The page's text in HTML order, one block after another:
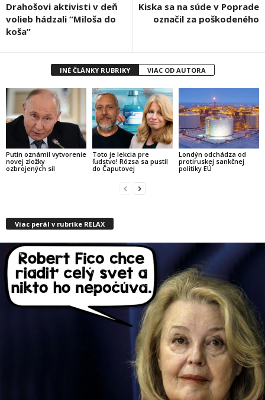
Drahošovi aktivisti v deň
volieb hádzali “Miloša do
koša”
Kiska sa na súde v Poprade
označil za poškodeného
INÉ ČLÁNKY RUBRIKY VIAC OD AUTORA
Putin oznámil vytvorenie
novej zložky
ozbrojených síl
Toto je lekcia pre
ľudstvo! Rózsa sa pustil
do Čaputovej
Londýn odchádza od
protiruskej sankčnej
politiky EÚ
Viac perál v rubrike RELAX